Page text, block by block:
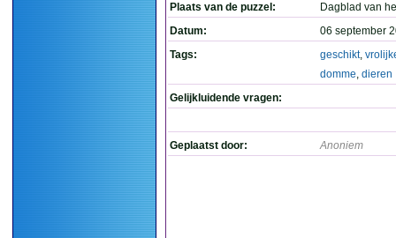
Plaats van de puzzel:
Dagblad van
Datum:
06 september
Tags:
geschikt,
domme, dieren
Gelijkluidende vragen:
Geplaatst door: Anoniem